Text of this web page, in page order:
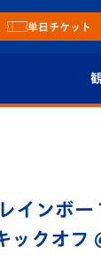
単日チケット
Revive
インボ
クオフ